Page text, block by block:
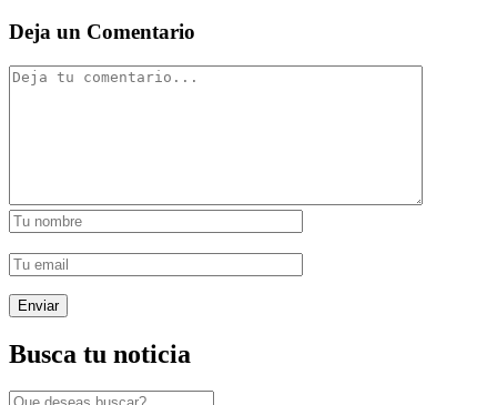
Deja un Comentario
Busca tu noticia